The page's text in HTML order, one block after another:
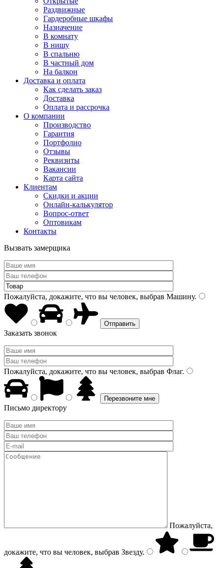
Раздвижные
Гардеробные шкафы
Назначение
В комнату
В нишу
В спальню
В частный дом
На балкон
Доставка и оплата
Как сделать заказ
Доставка
Оплата и рассрочка
О компании
Производство
Гарантия
Портфолио
Отзывы
Реквизиты
Вакансии
Карта сайта
Клиентам
Скидки и акции
Онлайн-калькулятор
Вопрос-ответ
Оптовикам
Контакты
Вызвать замерщика
Пожалуйста, докажите, что вы человек, выбрав Машину.
Заказать звонок
Пожалуйста, докажите, что вы человек, выбрав Флаг.
Письмо директору
Пожалуйста,
докажите, что вы человек, выбрав Звезду.